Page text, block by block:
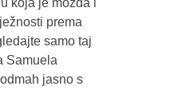
koja je možda i
prema
samo taj
Samuela
jasno s